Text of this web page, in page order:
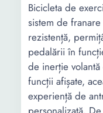
Bicicleta de
sistem de
rezistență,
pedalării în
de inerție
funcții afișate,
experiență de